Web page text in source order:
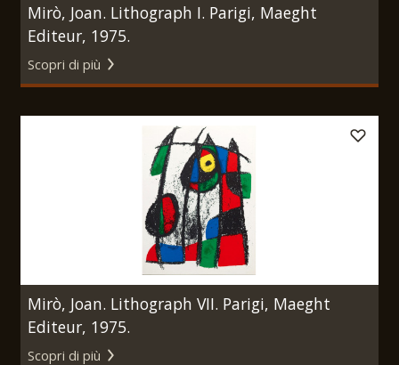
Mirò, Joan. Lithograph I. Parigi, Maeght
Editeur, 1975.
Scopri di più
Mirò, Joan. Lithograph VII. Parigi, Maeght
Editeur, 1975.
Scopri di più